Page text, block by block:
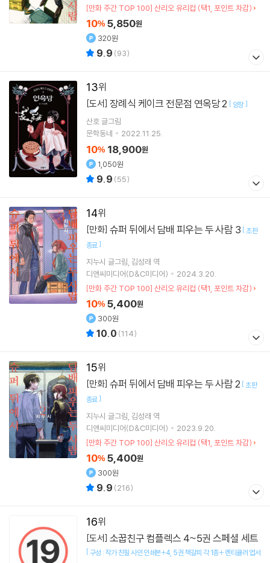
[만화 주간 TOP 100] 산리오 유리컵 (택1, 포인트 차감)
10% 5,850원
320원
9.9 (93)
13
[도서] 장례식 케이크 전문점 연옥당 2 [ 양장]
산호글그림
문학동네
2022.11.25.
10% 18,900원
1,050원
9.9 (55)
14
[만화] 슈퍼 뒤에서 담배 피우는 두 사람 3 [ 초판
종료 ]
지누시 글그림 김성래 역
디앤씨미디어(D&C미디어)
2024.3.20.
[만화 주간 TOP 100] 산리오 유리컵 (택1, 포인트 차감)
10% 5,400원
300원
10.0 (114)
15
[만화] 슈퍼 뒤에서 담배 피우는 두 사람 2 [ 초판
종료 ]
지누시 글그림 김성래 역
디앤씨미디어(D&C미디어)
2023.9.20.
[만화 주간 TOP 100] 산리오 유리컵 (택1, 포인트 차감)
10% 5,400원
300원
9.9 (216)
16
[도서] 소꿉친구 컴플렉스 4~5권 스페셜 세트
[구성 : 작가 친필 사인 인쇄본+4 5권 책갈피 각 1종+ 렌티큘러 엽서